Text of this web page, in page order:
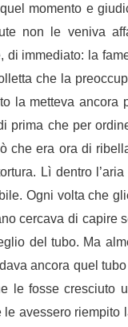
momento e
non le veniva
di immediato: la
che la
la metteva ancora
prima che per
che era ora di
Lì dentro
Ogni volta che
cercava di capire
del tubo. Ma
ancora quel
le fosse cresciuto
avessero riempito